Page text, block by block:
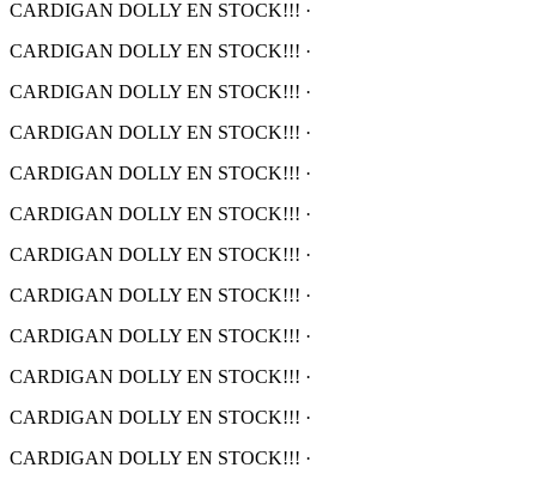
CARDIGAN DOLLY EN STOCK!!! ·
CARDIGAN DOLLY EN STOCK!!! ·
CARDIGAN DOLLY EN STOCK!!! ·
CARDIGAN DOLLY EN STOCK!!! ·
CARDIGAN DOLLY EN STOCK!!! ·
CARDIGAN DOLLY EN STOCK!!! ·
CARDIGAN DOLLY EN STOCK!!! ·
CARDIGAN DOLLY EN STOCK!!! ·
CARDIGAN DOLLY EN STOCK!!! ·
CARDIGAN DOLLY EN STOCK!!! ·
CARDIGAN DOLLY EN STOCK!!! ·
CARDIGAN DOLLY EN STOCK!!! ·